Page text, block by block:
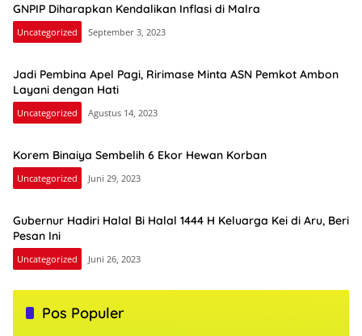
GNPIP Diharapkan Kendalikan Inflasi di Malra
Uncategorized September 3, 2023
Jadi Pembina Apel Pagi, Ririmase Minta ASN Pemkot Ambon
Layani dengan Hati
Uncategorized Agustus 14, 2023
Korem Binaiya Sembelih 6 Ekor Hewan Korban
Uncategorized Juni 29, 2023
Gubernur Hadiri Halal Bi Halal 1444 H Keluarga Kei di Aru, Beri
Pesan Ini
Uncategorized Juni 26, 2023
Pos Populer